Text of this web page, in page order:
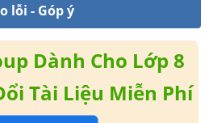
lỗi - Góp ý
Dành Cho Lớp 8
Tài Liệu Miễn Phí